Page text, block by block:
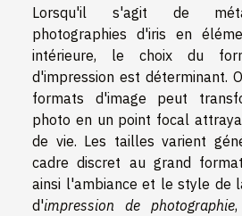
Lorsqu'il s'agit de
photographies d'iris en
intérieure, le choix du
d'impression est déterminant.
formats d'image peut
photo en un point focal
de vie. Les tailles varient
cadre discret au grand
ainsi l'ambiance et le style de
d'impression de photographie